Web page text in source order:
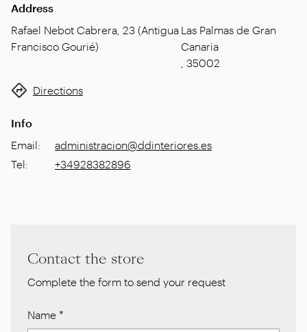
Address
Rafael Nebot Cabrera, 23 (Antigua
Francisco Gourié)
Las Palmas de Gran
Canaria
,35002
Directions
Info
Email:
administracion@ddinteriores.es
Tel: +34928382896
Contact the store
Complete the form to send your request
Name *